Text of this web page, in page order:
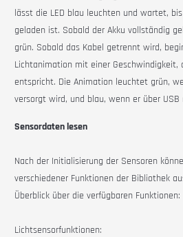
lässt die LED blau leuchten und wartet,
geladen ist. Sobald der Akku vollständig
grün. Sobald das Kabel getrennt wird,
Lichtanimation mit einer Geschwindigkeit,
entspricht. Die Animation leuchtet grün,
versorgt wird, und blau, wenn er über
Sensordaten lesen
Nach der Initialisierung der Sensoren
verschiedener Funktionen der Bibliothek
Überblick über die verfügbaren Funktionen:
Lichtsensorfunktionen: